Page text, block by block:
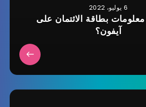
6 يوليو، 2022
بطاقة الائتمان على
آيفون؟